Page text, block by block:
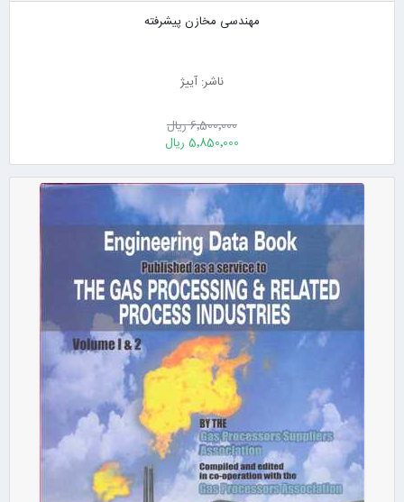
مهندسی مخازن پیشرفته
ناشر: آییژ
6٬500٬000 ریال
5٬850٬000 ریال